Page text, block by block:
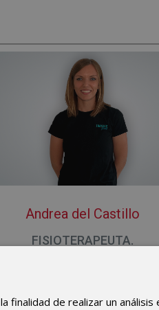
Andrea del Castillo
FISIOTERAPEUTA.
finalidad de realizar un